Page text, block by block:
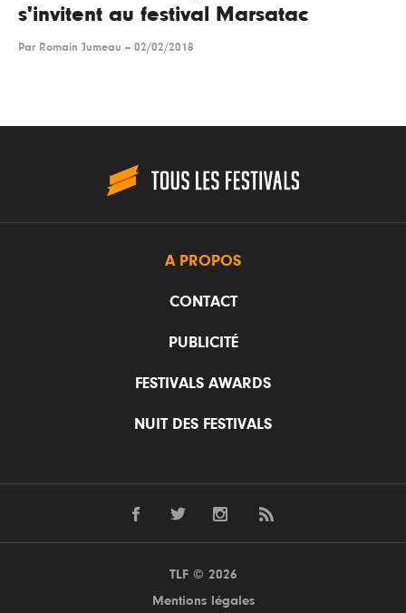
s'invitent au festival Marsatac
Par Romain Jumeau -- 02/02/2018
A PROPOS
CONTACT
PUBLICITÉ
FESTIVALS AWARDS
NUIT DES FESTIVALS
TLF © 2026
Mentions légales